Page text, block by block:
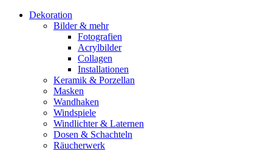
Dekoration
Bilder & mehr
Fotografien
Acrylbilder
Collagen
Installationen
Keramik & Porzellan
Masken
Wandhaken
Windspiele
Windlichter & Laternen
Dosen & Schachteln
Räucherwerk